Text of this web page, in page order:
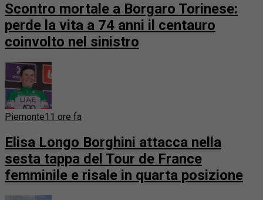
Scontro mortale a Borgaro Torinese:
perde la vita a 74 anni il centauro
coinvolto nel sinistro
Piemonte11 ore fa
Elisa Longo Borghini attacca nella
sesta tappa del Tour de France
femminile e risale in quarta posizione